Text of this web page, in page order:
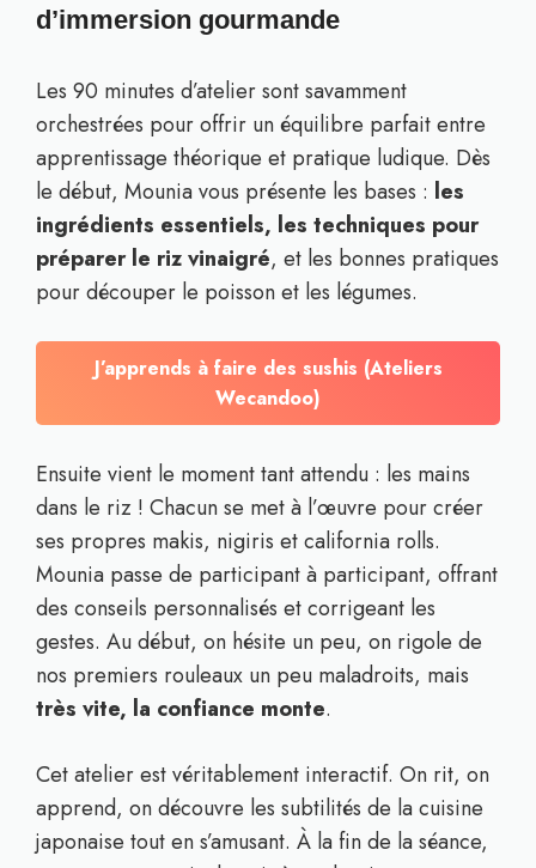
d’immersion gourmande
Les 90 minutes d’atelier sont savamment
orchestrées pour offrir un équilibre parfait entre
apprentissage théorique et pratique ludique. Dès
le début, Mounia vous présente les bases : les
ingrédients essentiels, les techniques pour
préparer le riz vinaigré, et les bonnes pratiques
pour découper le poisson et les légumes.
J’apprends à faire des sushis (Ateliers
Wecandoo)
Ensuite vient le moment tant attendu : les mains
dans le riz ! Chacun se met à l’œuvre pour créer
ses propres makis, nigiris et california rolls.
Mounia passe de participant à participant, offrant
des conseils personnalisés et corrigeant les
gestes. Au début, on hésite un peu, on rigole de
nos premiers rouleaux un peu maladroits, mais
très vite, la confiance monte.
Cet atelier est véritablement interactif. On rit, on
apprend, on découvre les subtilités de la cuisine
japonaise tout en s’amusant. À la fin de la séance,